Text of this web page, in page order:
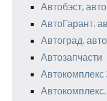
Автобэст,
АвтоГарант,
Автоград,
Автозапчасти